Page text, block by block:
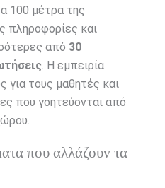
100 μέτρα της
πληροφορίες και
από 30
. Η εμπειρία
για τους μαθητές και
που γοητεύονται από
που αλλάζουν τα